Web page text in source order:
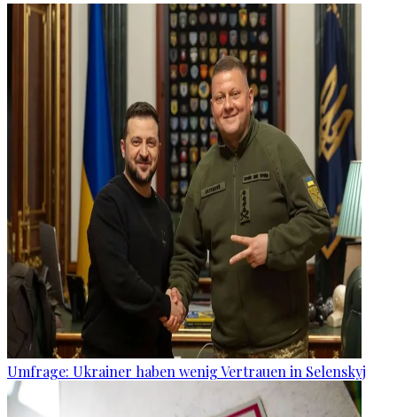
Umfrage: Ukrainer haben wenig Vertrauen in Selenskyj